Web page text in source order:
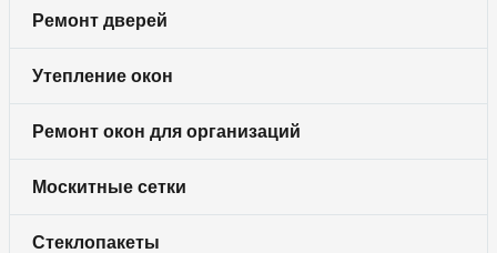
Ремонт дверей
Утепление окон
Ремонт окон для организаций
Москитные сетки
Стеклопакеты